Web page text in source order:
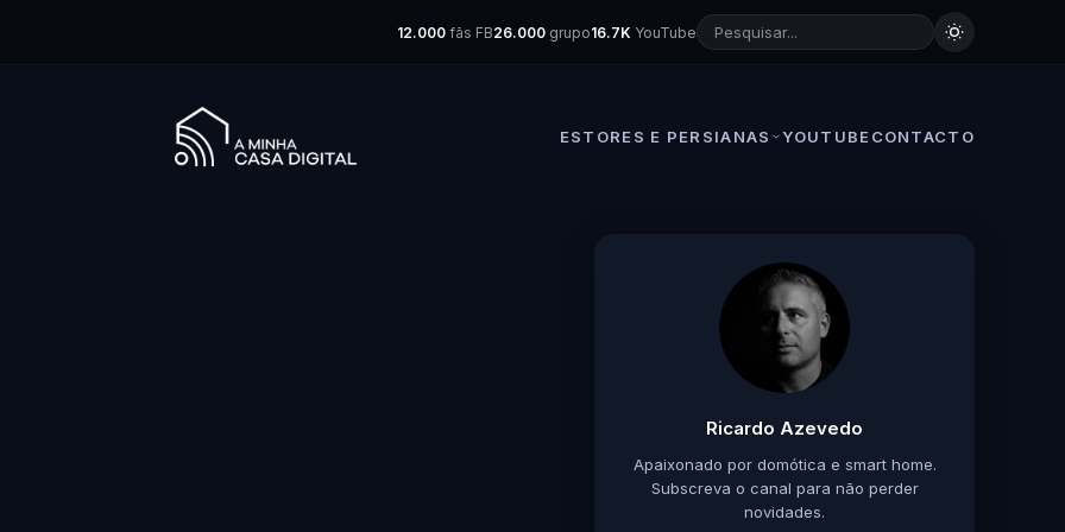
12.000 fãs FB26.000 grupo16.7K YouTube
ESTORES E PERSIANAS YOUTUBE CONTACTO
Ricardo Azevedo
Apaixonado por domótica e smart home.
Subscreva o canal para não perder
novidades.